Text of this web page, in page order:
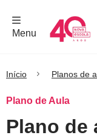
Menu
Início Planos de
Plano de Aula
Plano de